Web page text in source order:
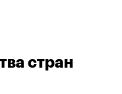
стран